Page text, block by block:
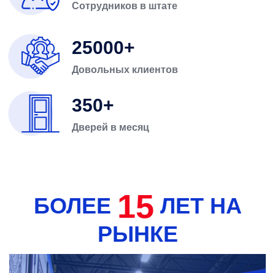
Сотрудников в штате
25000
Довольных клиентов
350
Дверей в месяц
БОЛЕЕ 15 ЛЕТ НА
РЫНКЕ